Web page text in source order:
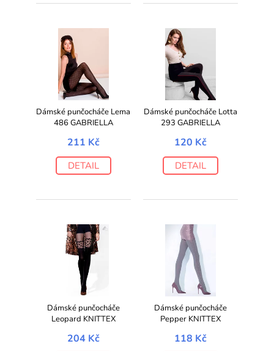
Dámské punčocháče Lema
486 GABRIELLA
211 Kč
DETAIL
Dámské punčocháče Lotta
293 GABRIELLA
120 Kč
DETAIL
Dámské punčocháče
Leopard KNITTEX
204 Kč
Dámské punčocháče
Pepper KNITTEX
118 Kč